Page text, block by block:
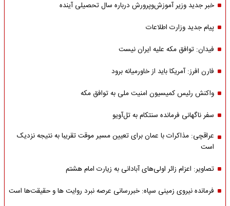
خبر جدید وزیر آموزش‌وپرورش درباره سال تحصیلی آینده
پیام جدید وزارت اطلاعات
فیدان: توافق مکه علیه ایران نیست
فارن افرز: آمریکا باید از خاورمیانه برود
واکنش رئیس کمیسیون امنیت ملی به توافق مکه
سفر ناگهانی فرمانده سنتکام به تل‌آویو
عراقچی: مذاکرات با عمان برای تعیین مسیر موقت تقریبا به نتیجه نزدیک
است
تصاویر: اعزام زائر اولی‌های آبادانی به زیارت امام هشتم
فرمانده نیروی زمینی سپاه: خبررسانی عرصه نبرد روایت ها و حقیقت‌ها است